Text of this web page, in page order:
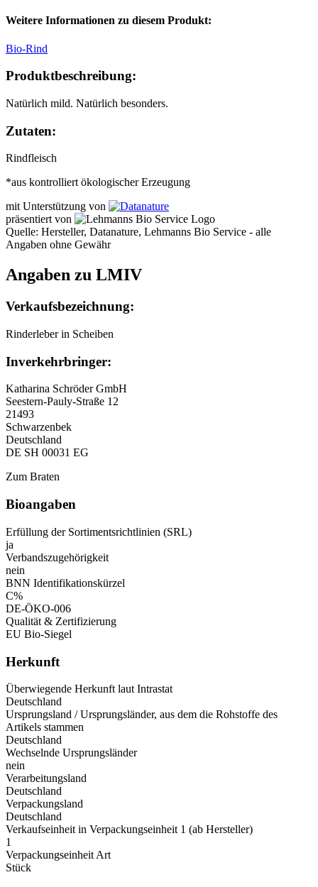
Weitere Informationen zu diesem Produkt:
Bio-Rind
Produktbeschreibung:
Natürlich mild. Natürlich besonders.
Zutaten:
Rindfleisch
*aus kontrolliert ökologischer Erzeugung
mit Unterstützung von
präsentiert von
Quelle: Hersteller, Datanature, Lehmanns Bio Service - alle
Angaben ohne Gewähr
Angaben zu LMIV
Verkaufsbezeichnung:
Rinderleber in Scheiben
Inverkehrbringer:
Katharina Schröder GmbH
Seestern-Pauly-Straße 12
21493
Schwarzenbek
Deutschland
DE SH 00031 EG
Zum Braten
Bioangaben
Erfüllung der Sortimentsrichtlinien (SRL)
ja
Verbandszugehörigkeit
nein
BNN Identifikationskürzel
C%
DE-ÖKO-006
Qualität & Zertifizierung
EU Bio-Siegel
Herkunft
Überwiegende Herkunft laut Intrastat
Deutschland
Ursprungsland / Ursprungsländer, aus dem die Rohstoffe des
Artikels stammen
Deutschland
Wechselnde Ursprungsländer
nein
Verarbeitungsland
Deutschland
Verpackungsland
Deutschland
Verkaufseinheit in Verpackungseinheit 1 (ab Hersteller)
1
Verpackungseinheit Art
Stück